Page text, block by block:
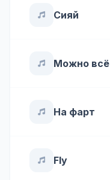
Сияй
Можно всё
На фарт
Fly